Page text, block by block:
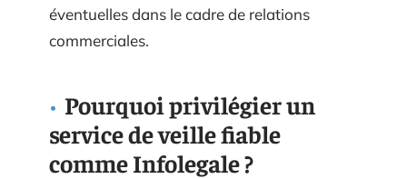
éventuelles dans le cadre de relations
commerciales.
Pourquoi privilégier un
service de veille fiable
comme Infolegale ?